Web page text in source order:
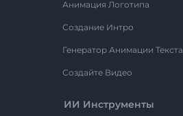
Анимация Логотипа
Создание Интро
Генератор Анимации Текста
Создайте Видео
ИИ Инструменты